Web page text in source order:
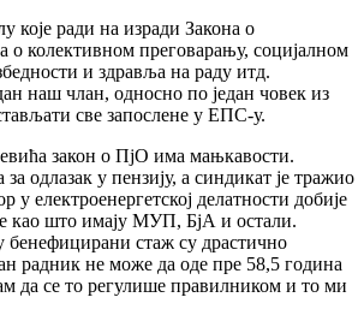
коjе ради на изради Закона о
о колективном преговарању, социjалном
и здравља на раду итд.
наш члан, односно по jедан човек из
све запослене у ЕПС-у.
закон о ПjО има мањкавости.
одлазак у пензиjу, а синдикат jе тражио
у електроенергетскоj делатности добиjе
као што имаjу МУП, БjА и остали.
стаж су драстично
радник не може да оде пре 58,5 година
да се то регулише правилником и то ми